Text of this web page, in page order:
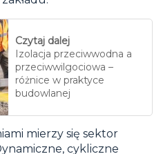
Czytaj dalej
Izolacja przeciwwodna a
przeciwwilgociowa –
różnice w praktyce
budowlanej
mierzy się sektor
cykliczne